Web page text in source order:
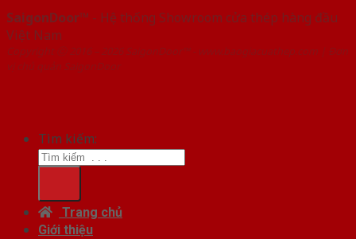
SaigonDoor™ - Hệ thống Showroom cửa thép hàng đầu
Việt Nam
Copyright ⓒ 2016 – 2026 SaigonDoor™ - www.baogiacuathep.com | Đơn
vị chủ quản SaigonDoor
Tìm kiếm:
Trang chủ
Giới thiệu